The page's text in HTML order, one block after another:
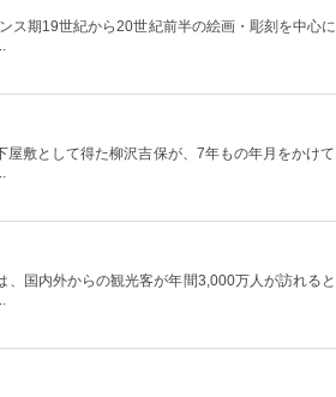
ス期19世紀から20世紀前半の絵画・彫刻を中心に
敷として得た柳沢吉保が、7年もの年月をかけて
国内外からの観光客が年間3,000万人が訪れると